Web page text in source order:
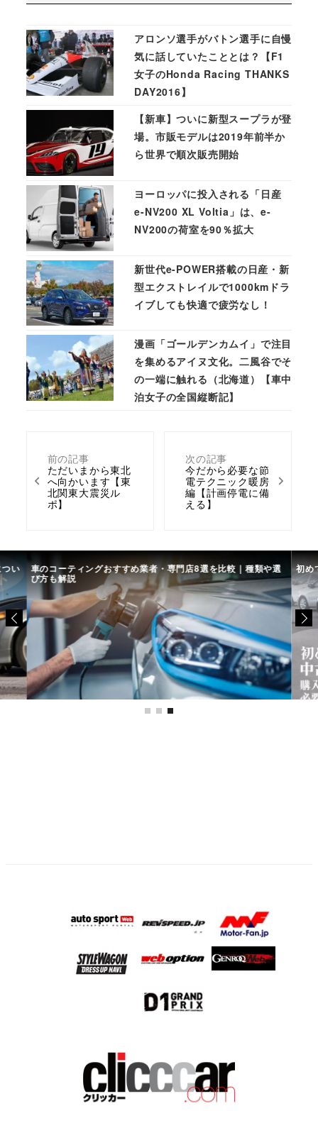
前の記事
ただいまから東北
へ向かいます【東
北関東大震災ル
ポ】
次の記事
今だから必要な節
電テクニック暖房
編【計画停電に備
える】
アロンソ選手がバトン選手に自慢
気に話していたこととは？【F1
女子のHonda Racing THANKS
DAY2016】
【新車】ついに新型スープラが登
場。市販モデルは2019年前半か
ら世界で順次販売開始
ヨーロッパに投入される「日産
e-NV200 XL Voltia」は、e-
NV200の荷室を90％拡大
新世代e-POWER搭載の日産・新
型エクストレイルで1000kmドラ
イブしても快適で疲労なし！
漫画「ゴールデンカムイ」で注目
を集めるアイヌ文化。二風谷でそ
の一端に触れる（北海道）【車中
泊女子の全国縦断記】
い 車のコーティングおすすめ業者・専門店8選を比較｜種類や選
び方も解説
初め